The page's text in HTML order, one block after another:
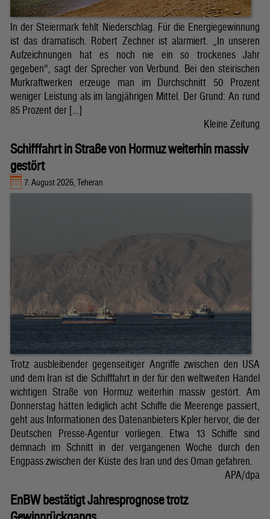
In der Steiermark fehlt Niederschlag. Für die Energiegewinnung
ist das dramatisch. Robert Zechner ist alarmiert. „In unseren
Aufzeichnungen hat es noch nie ein so trockenes Jahr
gegeben“, sagt der Sprecher von Verbund. Bei den steirischen
Murkraftwerken erzeuge man im Durchschnitt 50 Prozent
weniger Leistung als im langjährigen Mittel. Der Grund: An rund
85 Prozent der […]
Kleine Zeitung
Schifffahrt in Straße von Hormuz weiterhin massiv
gestört
7. August 2026, Teheran
Trotz ausbleibender gegenseitiger Angriffe zwischen den USA
und dem Iran ist die Schifffahrt in der für den weltweiten Handel
wichtigen Straße von Hormuz weiterhin massiv gestört. Am
Donnerstag hätten lediglich acht Schiffe die Meerenge passiert,
geht aus Informationen des Datenanbieters Kpler hervor, die der
Deutschen Presse-Agentur vorliegen. Etwa 13 Schiffe sind
demnach im Schnitt in der vergangenen Woche durch den
Engpass zwischen der Küste des Iran und des Oman gefahren.
APA/dpa
EnBW bestätigt Jahresprognose trotz